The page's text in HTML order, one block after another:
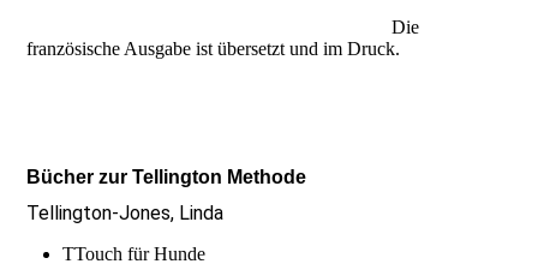
Die
französische Ausgabe ist übersetzt und im Druck.
Bücher zur Tellington Methode
Tellington-Jones, Linda
TTouch für Hunde